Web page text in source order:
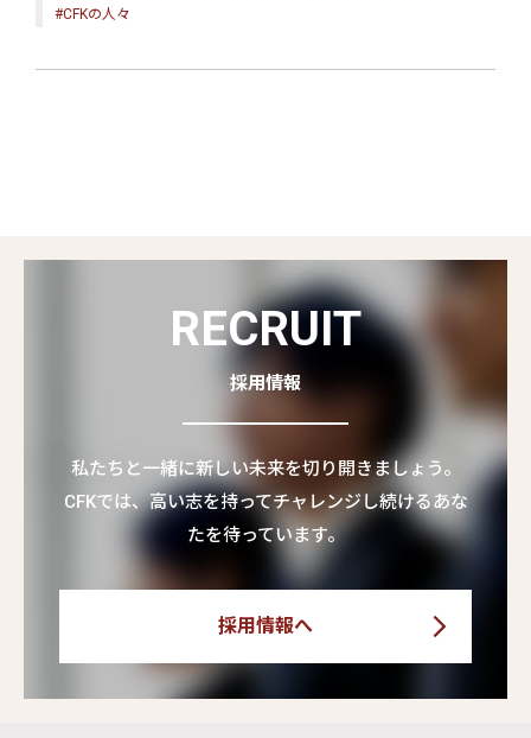
#CFKの人々
RECRUIT
採用情報
私たちと一緒に新しい未来を切り開きましょう。
CFKでは、高い志を持ってチャレンジし続けるあな
たを待っています。
採用情報へ